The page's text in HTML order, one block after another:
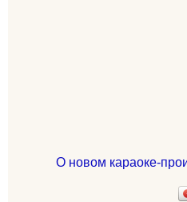
О новом караоке-